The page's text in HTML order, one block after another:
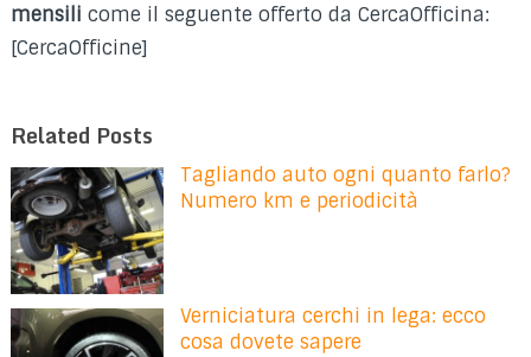
mensili come il seguente offerto da CercaOfficina:
[CercaOfficine]
Related Posts
Tagliando auto ogni quanto farlo?
Numero km e periodicità
Verniciatura cerchi in lega: ecco
cosa dovete sapere